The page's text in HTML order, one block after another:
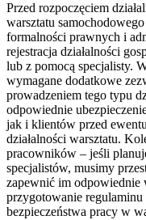
Przed rozpoczęciem
warsztatu
formalności prawnych i
rejestracja działalności
lub z pomocą specjalisty.
wymagane dodatkowe
prowadzeniem tego typu
odpowiednie
jak i klientów przed
działalności warsztatu.
pracowników – jeśli
specjalistów, musimy
zapewnić im odpowiednie
przygotowanie regulaminu
bezpieczeństwa pracy w